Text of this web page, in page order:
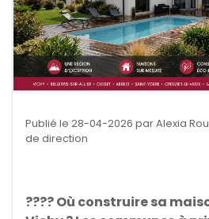
Publié le 28-04-2026 par Alexia
de direction
???? Où construire sa